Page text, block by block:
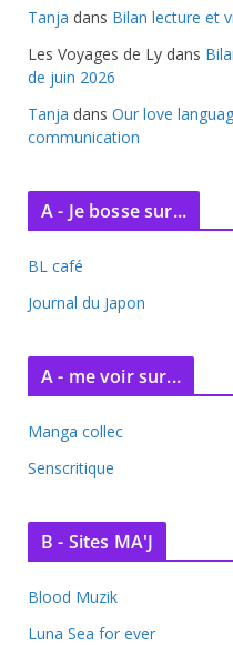
Tanja dans Bilan lecture et
Les Voyages de Ly dans
de juin 2026
Tanja dans Our love
communication
A - Je bosse sur...
BL café
Journal du Japon
A - me voir sur...
Manga collec
Senscritique
B - Sites MA'J
Blood Muzik
Luna Sea for ever